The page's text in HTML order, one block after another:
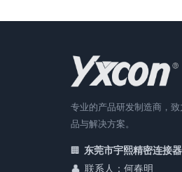
专业的产品研发制造商，
品与解决方案。
东莞市宇熙精密连接
联系人：何春明